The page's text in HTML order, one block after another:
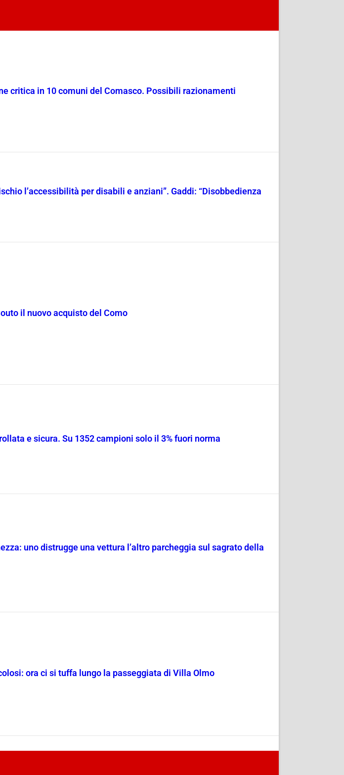
critica in 10 comuni del Comasco. Possibili razionamenti
l’accessibilità per disabili e anziani”. Gaddi: “Disobbedienza
il nuovo acquisto del Como
e sicura. Su 1352 campioni solo il 3% fuori norma
uno distrugge una vettura l’altro parcheggia sul sagrato della
ora ci si tuffa lungo la passeggiata di Villa Olmo